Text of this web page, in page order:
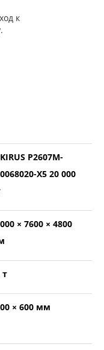
к
P2607M-
X5 20 000
× 7600 × 4800
т
× 600 мм